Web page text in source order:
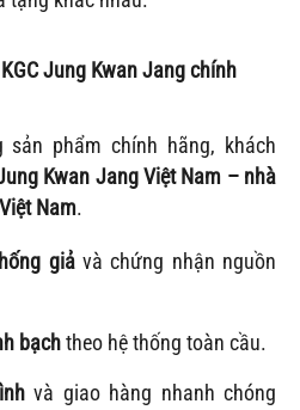
Jung Kwan Jang chính
phẩm chính hãng, khách
Kwan Jang Việt Nam – nhà
Nam.
giảvà chứng nhận nguồn
bạchtheo hệ thống toàn cầu.
và giao hàng nhanh chóng